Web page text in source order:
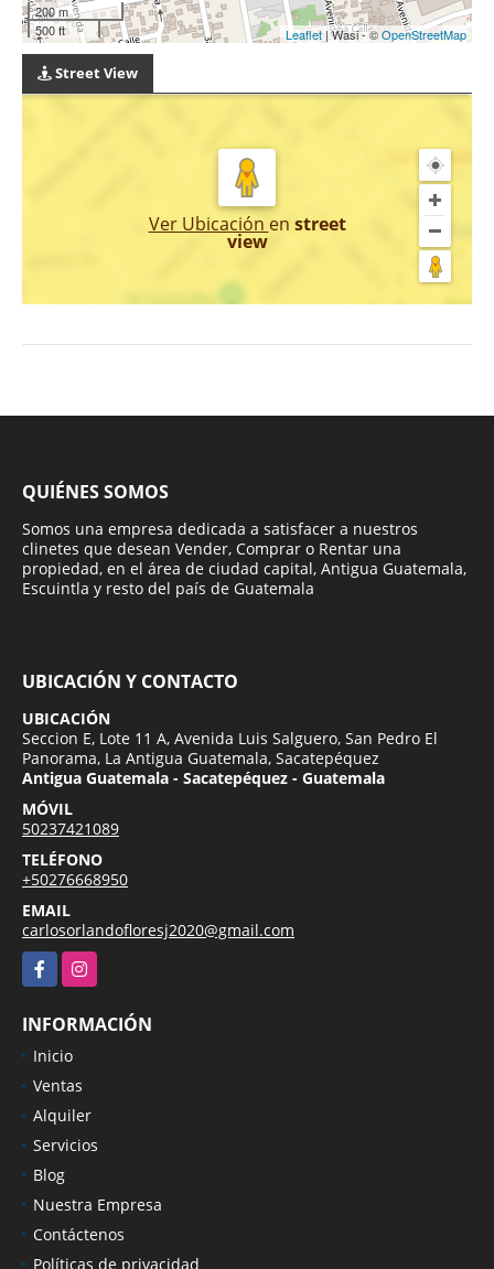
200 m
500 ft
Leaflet | Wasi - ©OpenStreetMap
Street View
Ver Ubicación en street
view
QUIÉNES SOMOS
Somos una empresa dedicada a satisfacer a nuestros
clinetes que desean Vender, Comprar o Rentar una
propiedad, en el área de ciudad capital, Antigua Guatemala,
Escuintla y resto del país de Guatemala
UBICACIÓN Y CONTACTO
UBICACIÓN
Seccion E, Lote 11 A, Avenida Luis Salguero, San Pedro El
Panorama, La Antigua Guatemala, Sacatepéquez
Antigua Guatemala - Sacatepéquez - Guatemala
MÓVIL
50237421089
TELÉFONO
+50276668950
EMAIL
carlosorlandofloresj2020@gmail.com
FacebookInstagram
INFORMACIÓN
Inicio
Ventas
Alquiler
Servicios
Blog
Nuestra Empresa
Contáctenos
Políticas de privacidad